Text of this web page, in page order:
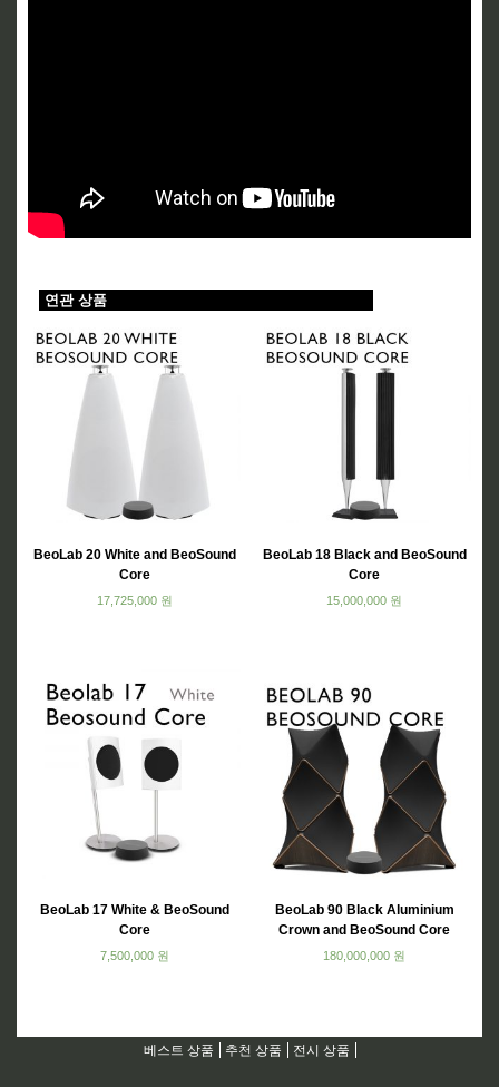
연관 상품
BeoLab 20 White and BeoSound
Core
17,725,000 원
BeoLab 18 Black and BeoSound
Core
15,000,000 원
BeoLab 17 White & BeoSound
Core
7,500,000 원
BeoLab 90 Black Aluminium
Crown and BeoSound Core
180,000,000 원
베스트 상품 추천 상품 전시 상품